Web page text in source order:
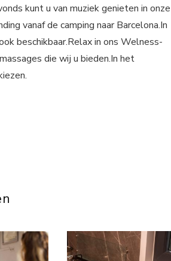
kunt u van muziek genieten in onze
vanaf de camping naar Barcelona.In
beschikbaar.Relax in ons Welness-
die wij u bieden.In het